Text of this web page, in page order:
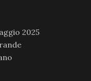
2025